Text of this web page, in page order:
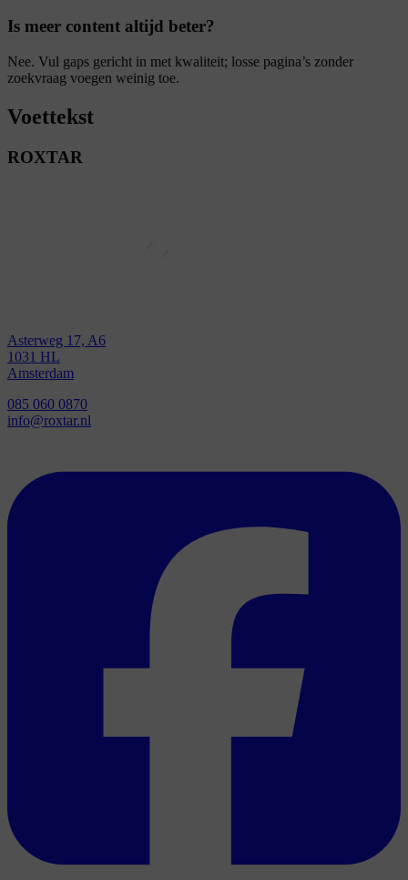
Is meer content altijd beter?
Nee. Vul gaps gericht in met kwaliteit; losse pagina’s zonder
zoekvraag voegen weinig toe.
Voettekst
ROXTAR
Asterweg 17, A6
1031 HL
Amsterdam
085 060 0870
info@roxtar.nl